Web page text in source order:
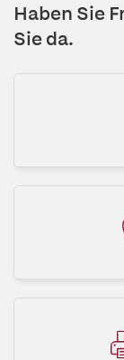
Haben Sie
Sie da.